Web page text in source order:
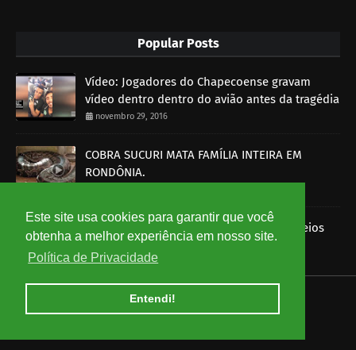
Este site usa cookies para garantir que você
obtenha a melhor experiência em nosso site.
Política de Privacidade
Entendi!
Popular Posts
Vídeo: Jogadores do Chapecoense gravam
vídeo dentro dentro do avião antes da tragédia
novembro 29, 2016
COBRA SUCURI MATA FAMÍLIA INTEIRA EM
RONDÔNIA.
Imagens mostram funcionários dos Correios
roubando encomendas
agosto 07, 2014
HOME ABOUT